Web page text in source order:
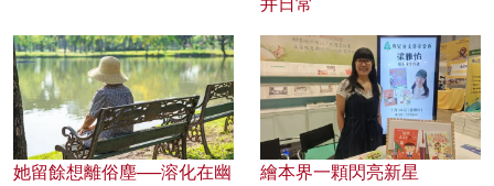
她留餘想離俗塵──溶化在幽
繪本界一顆閃亮新星